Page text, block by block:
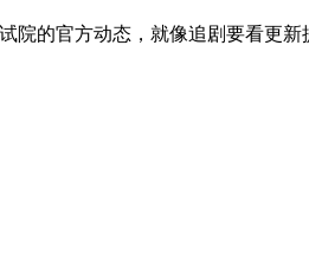
的官方动态，就像追剧要看更